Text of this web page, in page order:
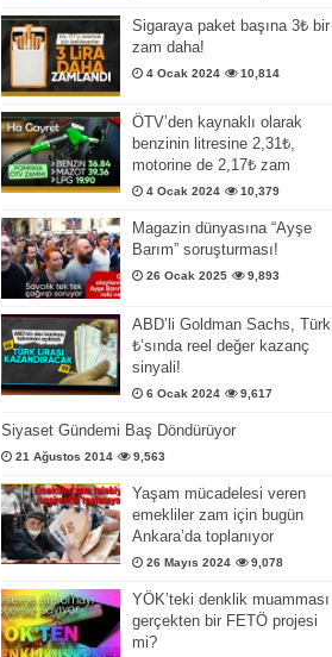
Sigaraya paket başına 3₺ bir
zam daha!
4 Ocak 2024 10,814
ÖTV’den kaynaklı olarak
benzinin litresine 2,31₺,
motorine de 2,17₺ zam
4 Ocak 2024 10,379
Magazin dünyasına “Ayşe
Barım” soruşturması!
26 Ocak 2025 9,893
ABD’li Goldman Sachs, Türk
₺’sında reel değer kazanç
sinyali!
6 Ocak 2024 9,617
Siyaset Gündemi Baş Döndürüyor
21 Ağustos 2014 9,563
Yaşam mücadelesi veren
emekliler zam için bugün
Ankara’da toplanıyor
26 Mayıs 2024 9,078
YÖK’teki denklik muamması
gerçekten bir FETÖ projesi
mi?